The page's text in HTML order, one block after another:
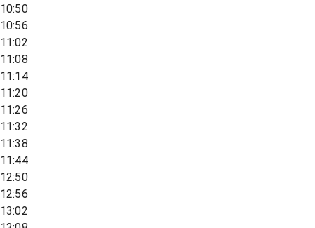
10:50
10:56
11:02
11:08
11:14
11:20
11:26
11:32
11:38
11:44
12:50
12:56
13:02